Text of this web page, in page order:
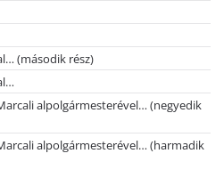
(második rész)
alpolgármesterével… (negyedik
alpolgármesterével… (harmadik